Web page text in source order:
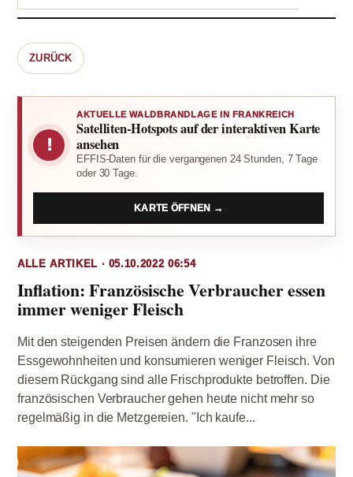
ZURÜCK
!
AKTUELLE WALDBRANDLAGE IN FRANKREICH
Satelliten-Hotspots auf der interaktiven Karte
ansehen
EFFIS-Daten für die vergangenen 24 Stunden, 7 Tage
oder 30 Tage.
KARTE ÖFFNEN →
ALLE ARTIKEL · 05.10.2022 06:54
Inflation: Französische Verbraucher essen
immer weniger Fleisch
Mit den steigenden Preisen ändern die Franzosen ihre
Essgewohnheiten und konsumieren weniger Fleisch. Von
diesem Rückgang sind alle Frischprodukte betroffen. Die
französischen Verbraucher gehen heute nicht mehr so
regelmäßig in die Metzgereien. "Ich kaufe...